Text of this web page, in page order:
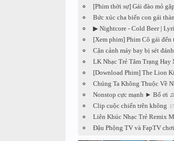
[Phim thời sự] Gái đào mỏ
Bức xúc cha biến con gái
▶ Nightcore - Cold Beer |
[Xem phim] Phim Cô gái
Cận cảnh máy bay bị sét
LK Nhạc Trẻ Tâm Trạng
[Download Phim] The Lion
Chúng Ta Không Thuộc Về
Nonstop cực mạnh ► Bố ơi
Clip cuộc chiến trên không
Liên Khúc Nhạc Trẻ Remix
Đậu Phộng TV và FapTV